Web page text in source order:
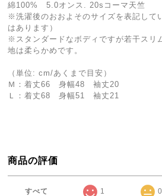
綿100% 5.0オンス. 20sコーマ天竺
※洗濯後のおおよそのサイズを表記して
はあります）
※スタンダードなボディですが若干スリ
地は柔らかめです。
（単位: cm/あくまで目安）
Ｍ：着丈66 身幅48 袖丈20
Ｌ：着丈68 身幅51 袖丈21
商品の評価
すべて 1 0